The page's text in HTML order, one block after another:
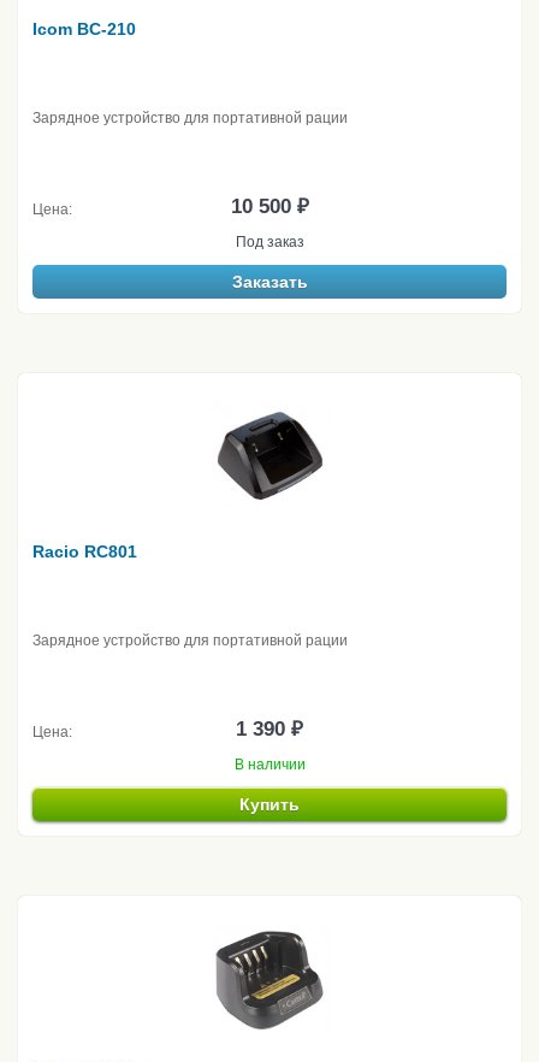
Icom BC-210
Зарядное устройство для портативной рации
Цена: 10 500 ₽
Под заказ
Заказать
Racio RC801
Зарядное устройство для портативной рации
Цена: 1 390 ₽
В наличии
Купить